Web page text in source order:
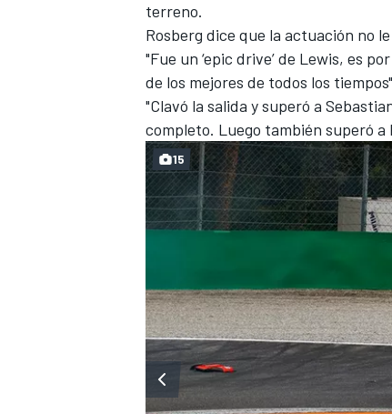
MÁS CATEGORÍAS
terreno.
Rosberg dice que la actuación no
"Fue un ‘epic drive’ de Lewis, es
de los mejores de todos los
"Clavó la salida y superó a
completo. Luego también superó a
15